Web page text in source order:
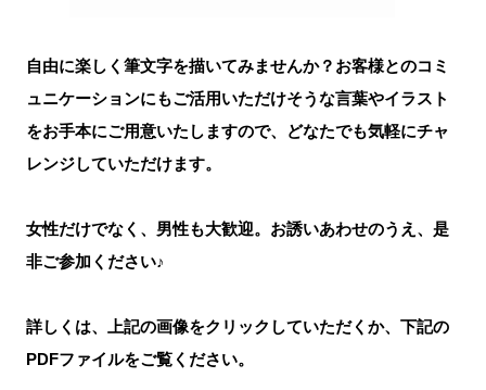
自由に楽しく筆文字を描いてみませんか？お客様とのコミ
ュニケーションにもご活用いただけそうな言葉やイラスト
をお手本にご用意いたしますので、どなたでも気軽にチャ
レンジしていただけます。
女性だけでなく、男性も大歓迎。お誘いあわせのうえ、是
非ご参加ください♪
詳しくは、上記の画像をクリックしていただくか、下記の
PDFファイルをご覧ください。